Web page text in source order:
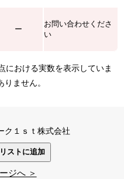
ー
お問い合わせくださ
い
における実数を表示していま
ません。
ク１ｓｔ株式会社
ストに追加
ジへ ＞